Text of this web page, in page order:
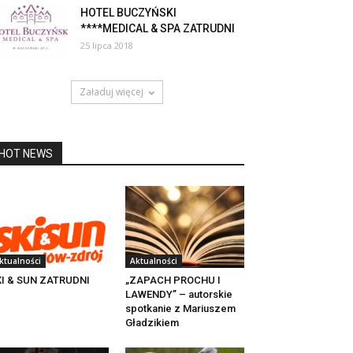
HOTEL BUCZYŃSKI
****MEDICAL & SPA ZATRUDNI
25 lipca 2018
Załaduj więcej
NEWS
& SUN ZATRUDNI
Aktualności
„ZAPACH PROCHU I
LAWENDY” – autorskie
spotkanie z Mariuszem
Gładzikiem